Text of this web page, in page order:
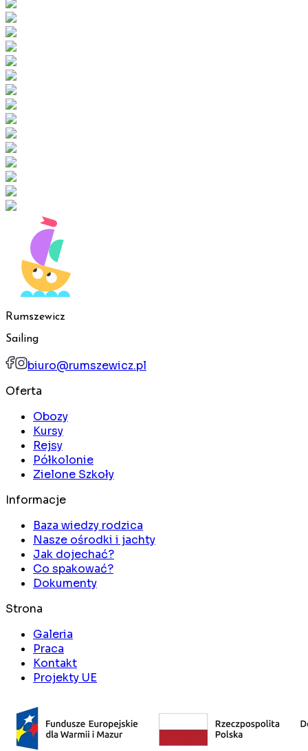
Rumszewicz
Sailing
biuro@rumszewicz.pl
Oferta
Obozy
Kursy
Rejsy
Półkolonie
Zielone Szkoły
Informacje
Baza wiedzy rodzica
Nasze ośrodki i jachty
Jak dojechać?
Co spakować?
Dokumenty
Strona
Galeria
Praca
Kontakt
Projekty UE